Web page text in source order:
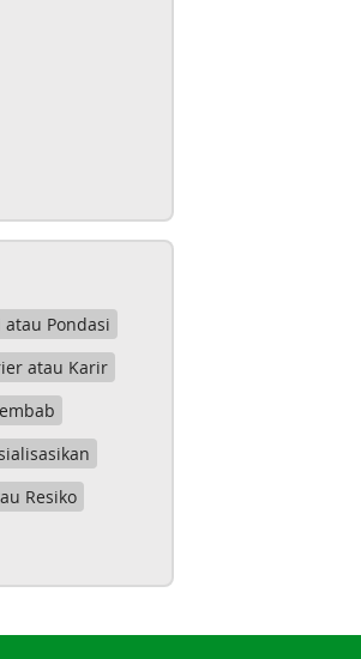
atau Pondasi
atau Karir
Resiko